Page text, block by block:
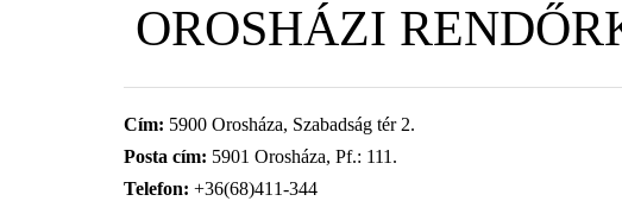
OROSHÁZI
Cím: 5900 Orosháza, Szabadság tér 2.
Posta cím: 5901 Orosháza, Pf.: 111.
Telefon: +36(68)411-344